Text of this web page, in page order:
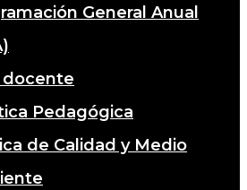
General Anual
docente
Pedagógica
de Calidad y Medio